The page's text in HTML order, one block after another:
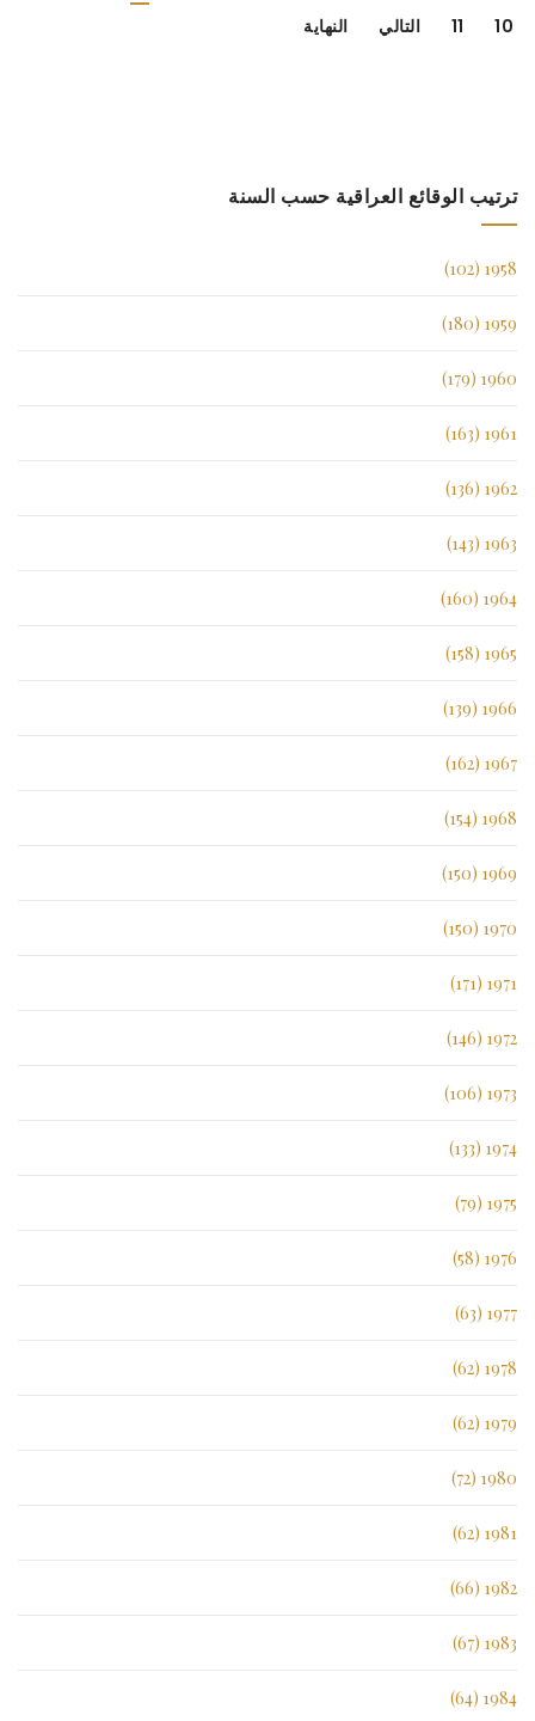
10
11 التالي النهاية
ترتيب الوقائع العراقية حسب السنة
1958 (102)
1959 (180)
1960 (179)
1961 (163)
1962 (136)
1963 (143)
1964 (160)
1965 (158)
1966 (139)
1967 (162)
1968 (154)
1969 (150)
1970 (150)
1971 (171)
1972 (146)
1973 (106)
1974 (133)
1975 (79)
1976 (58)
1977 (63)
1978 (62)
1979 (62)
1980 (72)
1981 (62)
1982 (66)
1983 (67)
1984 (64)